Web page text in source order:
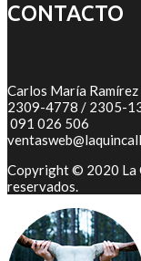
CONTACTO
Carlos María
2309-4778 / 2305-
091 026 506
Copyright © 2020 La
reservados.